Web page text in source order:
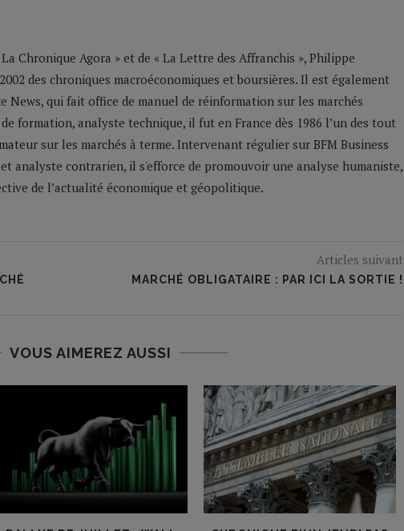
Chronique Agora » et de « La Lettre des Affranchis », Philippe
des chroniques macroéconomiques et boursières. Il est également
News, qui fait office de manuel de réinformation sur les marchés
formation, analyste technique, il fut en France dès 1986 l’un des tout
sur les marchés à terme. Intervenant régulier sur BFM Business
analyste contrarien, il s'efforce de promouvoir une analyse humaniste,
de l’actualité économique et géopolitique.
Articles suivant
MARCHÉ OBLIGATAIRE : PAR ICI LA SORTIE !
VOUS AIMEREZ AUSSI